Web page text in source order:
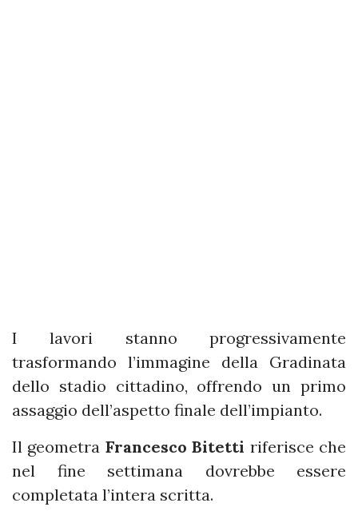
I lavori stanno progressivamente
trasformando l’immagine della Gradinata
dello stadio cittadino, offrendo un primo
assaggio dell’aspetto finale dell’impianto.
Il geometra Francesco Bitetti riferisce che
nel fine settimana dovrebbe essere
completata l’intera scritta.